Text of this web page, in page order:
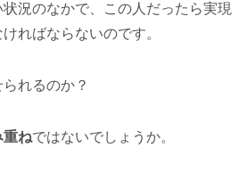
況のなかで、この人だったら実現
ればならないのです。
れるのか？
重ねではないでしょうか。